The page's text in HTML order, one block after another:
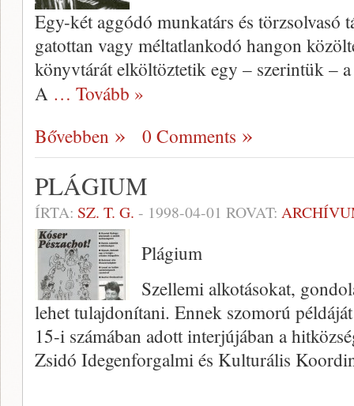
Egy-két aggódó munkatárs és
gatottan vagy méltatlankodó hangon
könyvtárát elköltöztetik egy – szerin­tük –
A … Tovább »
Bővebben
0 Comments
PLÁGIUM
ÍRTA: SZ. T. G. - 1998-04-01 ROVAT:
Plágium
Szellemi alkotásokat,
lehet tulajdonítani. Ennek szomorú
15-i számában adott interjújában a
Zsidó Idegenforgalmi és Kulturális